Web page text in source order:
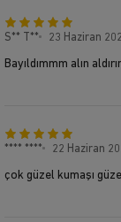
S** T** 23 Haziran
Bayıldımmm alın aldırın
**** **** 22 Haziran
çok güzel kumaşı